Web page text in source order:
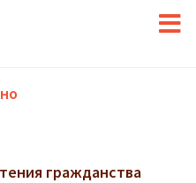
гражданства